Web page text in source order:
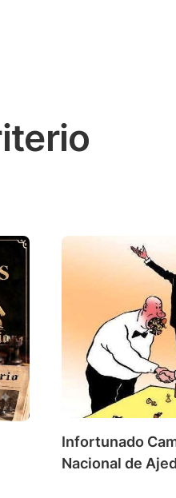
Infortunado
Nacional de